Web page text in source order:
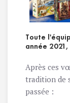
Toute
année
Après ces
tradition de
passée :